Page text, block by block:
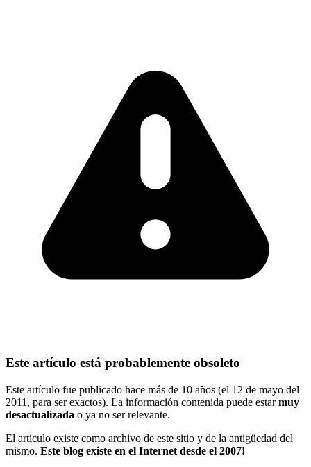
Este artículo está probablemente obsoleto
Este artículo fue publicado hace más de 10 años (el 12 de mayo del
2011, para ser exactos). La información contenida puede estarmuy
desactualizada o ya no ser relevante.
El artículo existe como archivo de este sitio y de la antigüedad del
mismo. Este blog existe en el Internet desde el 2007!